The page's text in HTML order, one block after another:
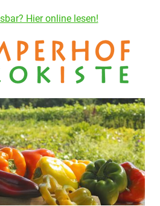
Hier online lesen!